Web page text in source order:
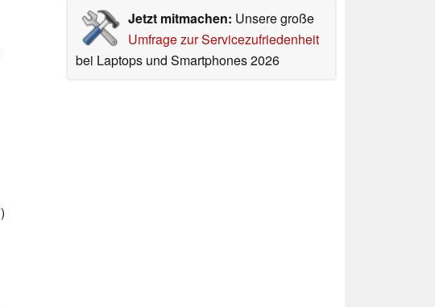
Jetzt mitmachen: Unsere große
Umfrage zur Servicezufriedenheit
bei Laptops und Smartphones 2026
)